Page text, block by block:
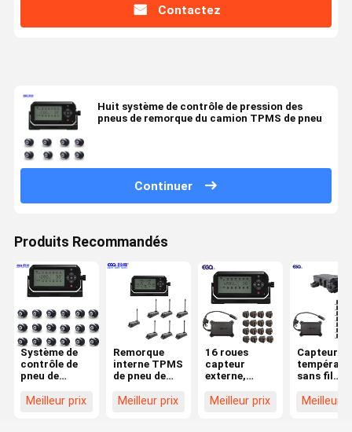
Contactez
Huit système de contrôle de pression des
pneus de remorque du camion TPMS de pneu
Continuer
Produits Recommandés
Système de
contrôle de
pneu de
contrôle
Meilleur prix
Remorque
interne TPMS
de pneu de
pour la
Meilleur prix
16 roues
capteur
externe,
système de
Meilleur prix
Capteur de
sans fil
Meilleur